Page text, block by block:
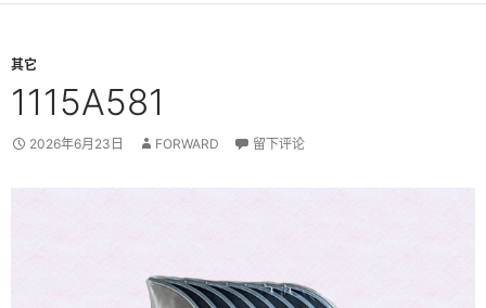
其它
1115A581
2026年6月23日 FORWARD 留下评论